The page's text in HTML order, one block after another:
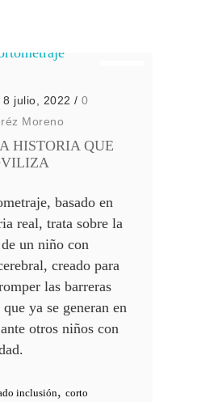
8 julio, 2022 / 0
Moreno
HISTORIA QUE
basado en
real, trata sobre la
un niño con
creado para
las barreras
ya se generan en
otros niños con
inclusión, corto